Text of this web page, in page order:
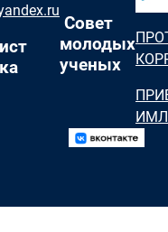
Совет
молодых
ученых